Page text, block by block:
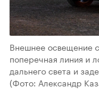
Внешнее освещение
поперечная линия и
дальнего света и
(Фото: Александр